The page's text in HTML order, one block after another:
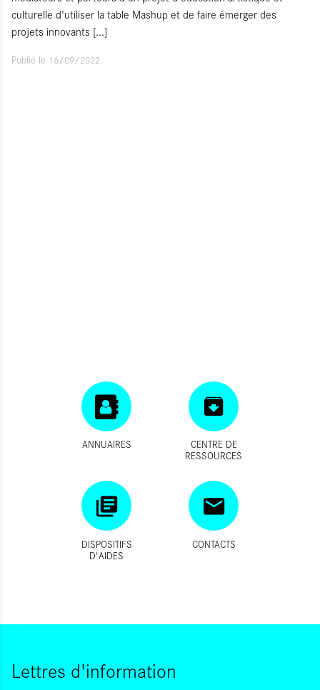
culturelle d'utiliser la table Mashup et de faire émerger des
projets innovants [...]
Publié le 16/09/2022
ANNUAIRES
CENTRE DE
RESSOURCES
DISPOSITIFS
D'AIDES
CONTACTS
Lettres d'information